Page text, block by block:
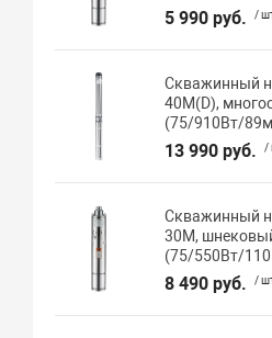
5 990 руб. /
Скважинный
40M(D),
(75/910Вт/
13 990 руб. /
Скважинный
30M,
(75/550Вт/
8 490 руб. /